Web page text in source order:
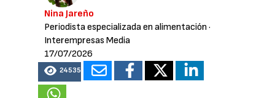
Nina Jareño
Periodista especializada en alimentación ·
Interempresas Media
17/07/2026
24535